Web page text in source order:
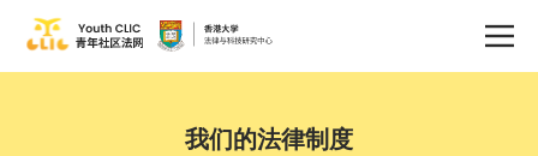
我们的法律制度